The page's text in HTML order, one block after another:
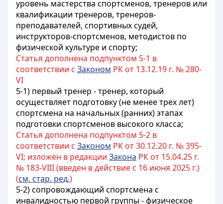
уровень мастерства спортсменов, тренеров или
квалификации тренеров, тренеров-
преподавателей, спортивных судей,
инструкторов-спортсменов, методистов по
физической культуре и спорту;
Статья дополнена подпунктом 5-1 в
соответствии с Законом РК от 13.12.19 г. № 280-
VI
5-1) первый тренер - тренер, который
осуществляет подготовку (не менее трех лет)
спортсмена на начальных (ранних) этапах
подготовки спортсменов высокого класса;
Статья дополнена подпунктом 5-2 в
соответствии с Законом РК от 30.12.20 г. № 395-
VI; изложен в редакции Закона РК от 15.04.25 г.
№ 183-VIII (введен в действие с 16 июня 2025 г.)
(см. стар. ред.)
5-2) сопровождающий спортсмена с
инвалидностью первой группы - физическое